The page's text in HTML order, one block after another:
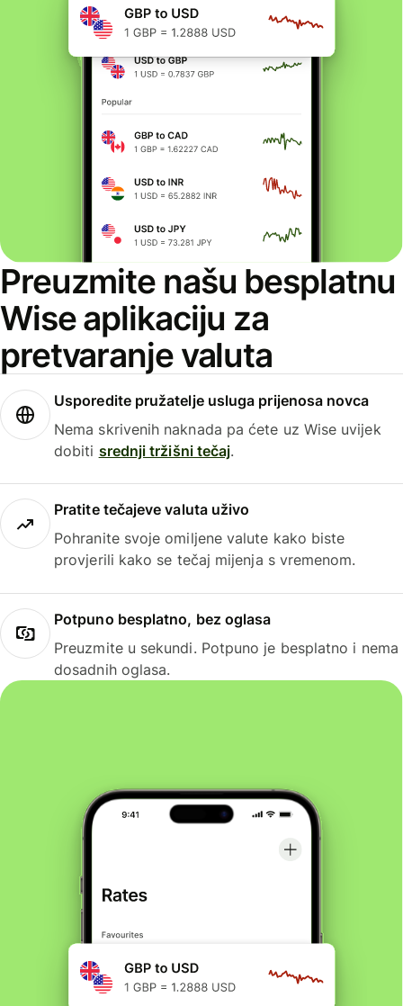
Preuzmite našu besplatnu
Wise aplikaciju za
pretvaranje valuta
Usporedite pružatelje usluga prijenosa novca
Nema skrivenih naknada pa ćete uz Wise uvijek
dobiti srednji tržišni tečaj.
Pratite tečajeve valuta uživo
Pohranite svoje omiljene valute kako biste
provjerili kako se tečaj mijenja s vremenom.
Potpuno besplatno, bez oglasa
Preuzmite u sekundi. Potpuno je besplatno i nema
dosadnih oglasa.